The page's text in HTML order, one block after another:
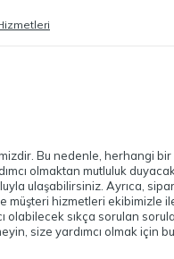
Bu nedenle, herhangi
olmaktan mutluluk
ulaşabilirsiniz. Ayrıca,
müşteri hizmetleri ekibimizle
olabilecek sıkça sorulan
size yardımcı olmak için